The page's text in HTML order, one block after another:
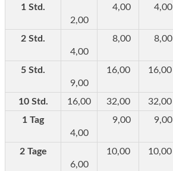
1 Std.
2,00
4,00
4,00
2 Std.
4,00
8,00
8,00
5 Std.
9,00
16,00 16,00
10 Std. 16,00 32,00 32,00
1 Tag
4,00
9,00
9,00
2 Tage
6,00
10,00
10,00